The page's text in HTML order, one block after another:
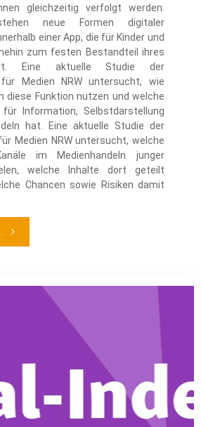
gleichzeitig verfolgt werden.
neue Formen digitaler
einer App, die für Kinder und
zum festen Bestandteil ihres
Eine aktuelle Studie der
für Medien NRW untersucht, wie
diese Funktion nutzen und welche
Information, Selbstdarstellung
hat. Eine aktuelle Studie der
Medien NRW untersucht, welche
im Medienhandeln junger
welche Inhalte dort geteilt
Chancen sowie Risiken damit
"WhatsApp-
Zwischen
Online-